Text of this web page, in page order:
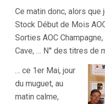
Ce matin donc, alors
Stock Début de Mois
Sorties AOC
Cave, … N° des titres de
… ce 1er Mai, jour
du muguet, au
matin calme,